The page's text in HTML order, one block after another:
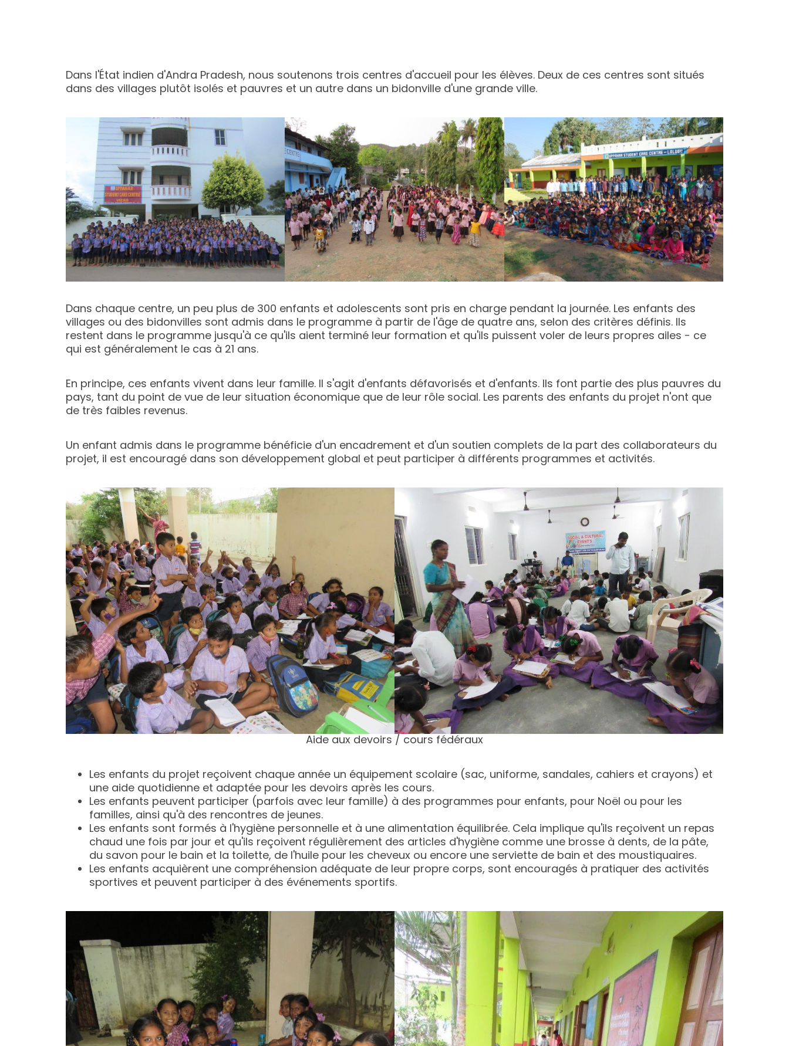
Dans l'État indien d'Andra Pradesh, nous soutenons trois centres d'accueil pour les élèves. Deux de ces centres sont situés
dans des villages plutôt isolés et pauvres et un autre dans un bidonville d'une grande ville.
Dans chaque centre, un peu plus de 300 enfants et adolescents sont pris en charge pendant la journée. Les enfants des
villages ou des bidonvilles sont admis dans le programme à partir de l'âge de quatre ans, selon des critères définis. Ils
restent dans le programme jusqu'à ce qu'ils aient terminé leur formation et qu'ils puissent voler de leurs propres ailes - ce
qui est généralement le cas à 21 ans.
En principe, ces enfants vivent dans leur famille. Il s'agit d'enfants défavorisés et d'enfants. Ils font partie des plus pauvres du
pays, tant du point de vue de leur situation économique que de leur rôle social. Les parents des enfants du projet n'ont que
de très faibles revenus.
Un enfant admis dans le programme bénéficie d'un encadrement et d'un soutien complets de la part des collaborateurs du
projet, il est encouragé dans son développement global et peut participer à différents programmes et activités.
Aide aux devoirs / cours fédéraux
Les enfants du projet reçoivent chaque année un équipement scolaire (sac, uniforme, sandales, cahiers et crayons) et
une aide quotidienne et adaptée pour les devoirs après les cours.
Les enfants peuvent participer (parfois avec leur famille) à des programmes pour enfants, pour Noël ou pour les
familles, ainsi qu'à des rencontres de jeunes.
Les enfants sont formés à l'hygiène personnelle et à une alimentation équilibrée. Cela implique qu'ils reçoivent un repas
chaud une fois par jour et qu'ils reçoivent régulièrement des articles d'hygiène comme une brosse à dents, de la pâte,
du savon pour le bain et la toilette, de l'huile pour les cheveux ou encore une serviette de bain et des moustiquaires.
Les enfants acquièrent une compréhension adéquate de leur propre corps, sont encouragés à pratiquer des activités
sportives et peuvent participer à des événements sportifs.